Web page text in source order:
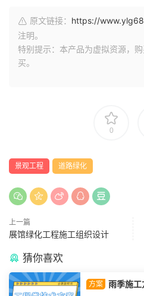
原文链接： https://
注明。
特别提示：本产品为虚拟资源，
买。
0
景观工程 道路绿化
上一篇
展馆绿化工程施工组织设计
猜你喜欢
方案 雨季施工